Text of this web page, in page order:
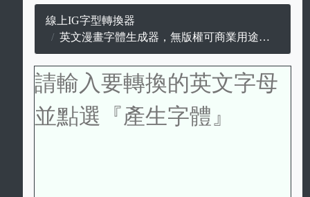
線上IG字型轉換器
英文漫畫字體生成器，無版權可商業用途的漫畫字。